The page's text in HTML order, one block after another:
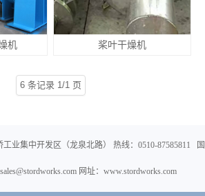
机 桨叶干燥机
6 条记录 1/1 页
业集中开发区（龙泉北路） 热线：0510-87585811 国
网址：www.stordworks.com